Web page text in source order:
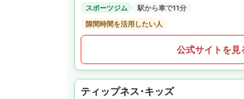
スポーツジム
駅から車で11分
隙間時間を活用したい人
公式サイトを見
ティップネス･キッズ